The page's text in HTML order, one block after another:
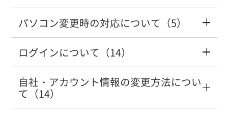
必要ですか？
コグニソフト起動時に「車種データが変
更されました」のメッセージ画面が表示
されない。
【車種選択】収録されていない車種の見
積りは、作成することができますか？
【車種選択】指数が収録されている輸入
車の見積書を作成する方法はあります
か？
「ライセンス認証システムが起動中で
す」「コグニセブン・アセスプロⅡをご
使用中の場合は～」のエラーが表示され
る
アセスプロⅡを管理者として実行したい
【車種選択】画面で、〔メーカー〕、
〔車名〕、〔使用する工数〕、〔使用す
る装置を選択〕を選択しても［完了］ボ
タンを押すことができません。
車種データコピーをして、使用すること
はできますか？
されない
ません。手動で行うことはできますか？
「メーカーテーブルが存在しません」と
表示される
「データベースに接続できませんでし
た」と表示される
常にEdge（またはChrome）で開けるよ
うにショートカットを作成したい
パスワードをパソコンに記憶させる方法
が知りたい
録）にはどうすれば良いですか？また、
料金は掛かりますか？
「利用開始のご案内」メールが届いた場
合の初期登録手順を知りたい
【有料サービス】「決済処理またはカー
ド情報編集処理が完了していないため
～」のエラーで契約できない
有料サービスとは？
パソコン変更時の対応について（5）
パソコン・メールアドレスを変更したい
（コグニフォトベース）
WindowsOSのサポート終了後は利用でき
ログインについて（14）
パスワードの初期化方法を知りたい
自社・アカウント情報の変更方法につい
て（14）